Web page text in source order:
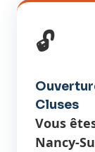
🔓
Cluses
Vous
Nancy-